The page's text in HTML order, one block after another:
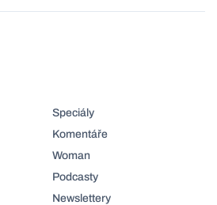
Speciály
Komentáře
Woman
Podcasty
Newslettery